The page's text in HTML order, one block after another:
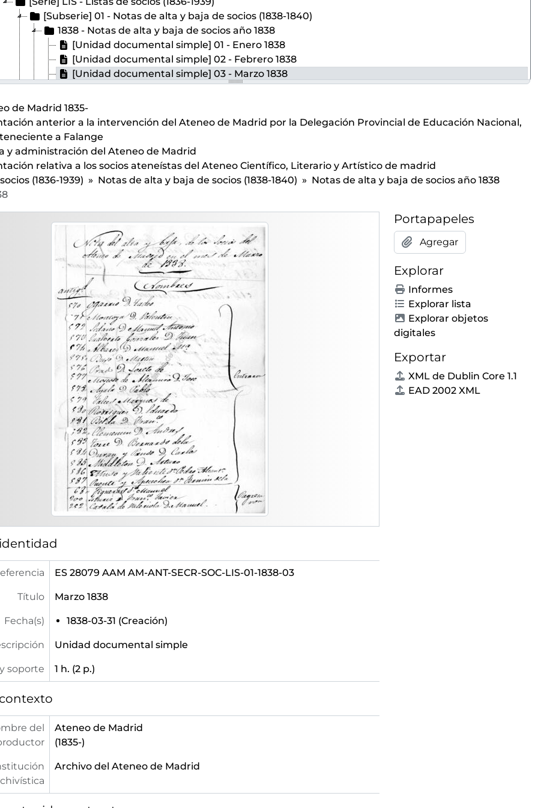
[Subserie] 01 - Notas de alta y baja de socios (1838-1840)
1838 - Notas de alta y baja de socios año 1838
[Unidad documental simple] 01 - Enero 1838
[Unidad documental simple] 02 - Febrero 1838
[Unidad documental simple] 03 - Marzo 1838
[Unidad documental simple] 04 - Abril 1838
[Unidad documental simple] 05 - Mayo 1838
[Unidad documental simple] 06 - Junio 1838
[Unidad documental simple] 07 - Julio 1838
[Unidad documental simple] 08 - Agosto 1838
[Unidad documental simple] 09 - Septiembre 1838
[Unidad documental simple] 10 - Octubre 1838
[Unidad documental simple] 11 - Noviembre 1838
1840 - Notas de alta y baja de socios año 1840
[Subserie] 02 - Listas de socios impresas (1836-1922)
[Unidad documental simple] 03 - Listado de socios anteriores a 1 de abril de 1939
[Serie] CORRESP - Correspondencia de la Secretaría del Ateneo de Madrid
división de fondo] ADMINISTRACIÓN - Gestión administrativa del Ateneo de Madrid
BIBLIOTECA - Biblioteca
PUBLICACIONES - Documentación relativa a las publicaciones del Ateneo de Madrid
división de fondo] SECRETARÍA - Secretaría
división de fondo] JUNTA GENERAL - Junta General de socios del Ateneo de Madrid
división de fondo] JUNTA DE GOBIERNO - Documentación relativa a la Junta de Gobierno del Ateneo de Madrid
de Madrid 1835-
anterior a la intervención del Ateneo de Madrid por la Delegación Provincial de Educación Nacional,
a Falange
y administración del Ateneo de Madrid
relativa a los socios ateneístas del Ateneo Científico, Literario y Artístico de madrid
(1836-1939)
Notas de alta y baja de socios (1838-1840)
Notas de alta y baja de socios año 1838
ES 28079 AAM AM-ANT-SECR-SOC-LIS-01-1838-03
Título Marzo 1838
Fecha(s) 1838-03-31 (Creación)
Unidad documental simple
soporte 1 h. (2 p.)
del
Ateneo de Madrid
(1835-)
Archivo del Ateneo de Madrid
Portapapeles
Agregar
Explorar
Informes
Explorar lista
Explorar objetos
digitales
Exportar
XML de Dublin Core 1.1
EAD 2002 XML